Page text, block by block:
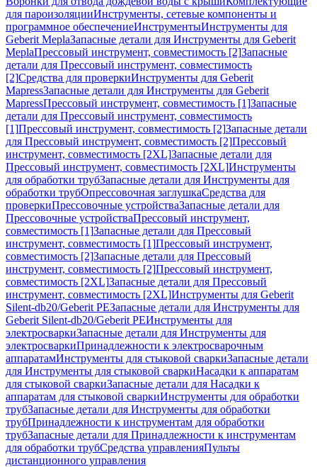
для пароизоляцииИнструменты, сетевые компоненты и
программное обеспечениеИнструментыИнструменты для
Geberit MeplaЗапасные детали для Инструменты для Geberit
MeplaПрессовый инструмент, совместимость [2]Запасные
детали для Прессовый инструмент, совместимость
[2]Средства для проверкиИнструменты для Geberit
MapressЗапасные детали для Инструменты для Geberit
MapressПрессовый инструмент, совместимость [1]Запасные
детали для Прессовый инструмент, совместимость
[1]Прессовый инструмент, совместимость [2]Запасные детали
для Прессовый инструмент, совместимость [2]Прессовый
инструмент, совместимость [2XL]Запасные детали для
Прессовый инструмент, совместимость [2XL]Инструменты
для обработки трубЗапасные детали для Инструменты для
обработки трубОпрессовочная заглушкаСредства для
проверкиПрессовочные устройстваЗапасные детали для
Прессовочные устройстваПрессовый инструмент,
совместимость [1]Запасные детали для Прессовый
инструмент, совместимость [1]Прессовый инструмент,
совместимость [2]Запасные детали для Прессовый
инструмент, совместимость [2]Прессовый инструмент,
совместимость [2XL]Запасные детали для Прессовый
инструмент, совместимость [2XL]Инструменты для Geberit
Silent-db20/Geberit PEЗапасные детали для Инструменты для
Geberit Silent-db20/Geberit PEИнструменты для
электросваркиЗапасные детали для Инструменты для
электросваркиПринадлежности к электросварочным
аппаратамИнструменты для стыковой сваркиЗапасные детали
для Инструменты для стыковой сваркиНасадки к аппаратам
для стыковой сваркиЗапасные детали для Насадки к
аппаратам для стыковой сваркиИнструменты для обработки
трубЗапасные детали для Инструменты для обработки
трубПринадлежности к инструментам для обработки
трубЗапасные детали для Принадлежности к инструментам
для обработки трубСредства управленияПульты
дистанционного управления